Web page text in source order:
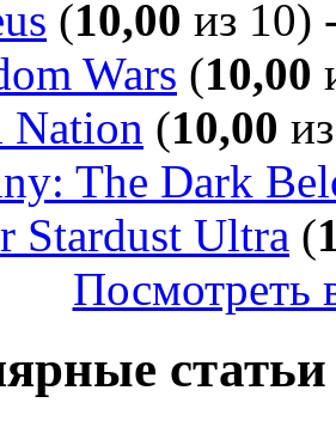
(10,00 из 10)
Wars (10,00
Nation (10,00
The Dark
Stardust Ultra (
Посмотреть
статьи